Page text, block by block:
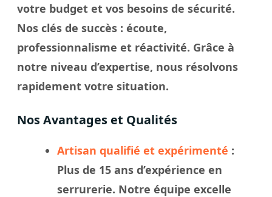
votre budget et vos besoins de sécurité.
Nos clés de succès : écoute,
professionnalisme et réactivité. Grâce à
notre niveau d’expertise, nous résolvons
rapidement votre situation.
Nos Avantages et Qualités
Artisan qualifié et expérimenté :
Plus de 15 ans d’expérience en
serrurerie. Notre équipe excelle